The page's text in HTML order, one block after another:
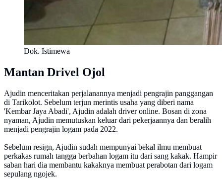
Dok. Istimewa
Mantan Drivel Ojol
Ajudin menceritakan perjalanannya menjadi pengrajin panggangan
di Tarikolot. Sebelum terjun merintis usaha yang diberi nama
'Kembar Jaya Abadi', Ajudin adalah driver online. Bosan di zona
nyaman, Ajudin memutuskan keluar dari pekerjaannya dan beralih
menjadi pengrajin logam pada 2022.
Sebelum resign, Ajudin sudah mempunyai bekal ilmu membuat
perkakas rumah tangga berbahan logam itu dari sang kakak. Hampir
saban hari dia membantu kakaknya membuat perabotan dari logam
sepulang ngojek.